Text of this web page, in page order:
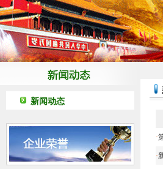
新闻动态
·
·